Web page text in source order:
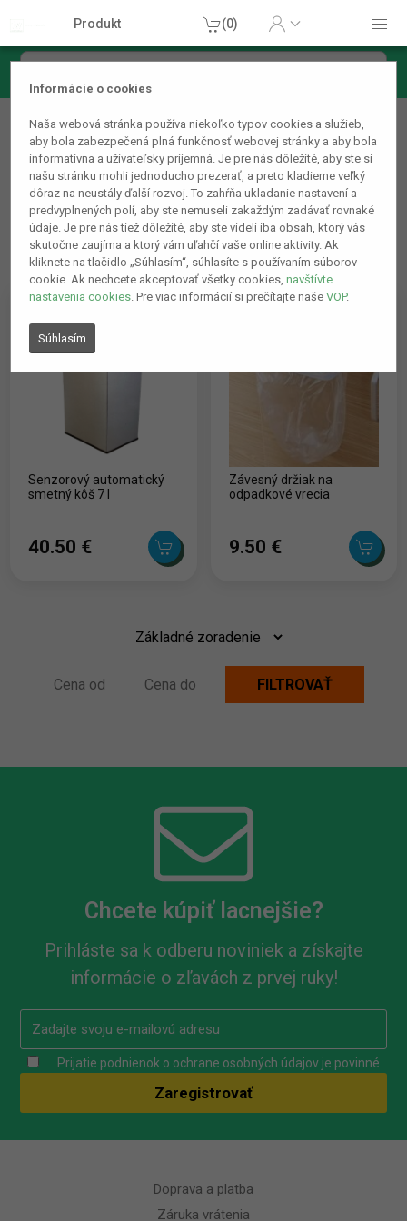
Informácie o cookies
Naša webová stránka používa niekoľko typov cookies a služieb,
aby bola zabezpečená plná funkčnosť webovej stránky a aby bola
informatívna a užívateľsky príjemná. Je pre nás dôležité, aby ste si
našu stránku mohli jednoducho prezerať, a preto kladieme veľký
dôraz na neustály ďalší rozvoj. To zahŕňa ukladanie nastavení a
predvyplnených polí, aby ste nemuseli zakaždým zadávať rovnaké
údaje. Je pre nás tiež dôležité, aby ste videli iba obsah, ktorý vás
skutočne zaujíma a ktorý vám uľahčí vaše online aktivity. Ak
kliknete na tlačidlo „Súhlasím“, súhlasíte s používaním súborov
cookie. Ak nechcete akceptovať všetky cookies,navštívte
nastavenia cookies. Pre viac informácií si prečítajte našeVOP.
Súhlasím
Produkt (0)
Odpadkové koše a popolnice
Senzorový automatický
smetný kôš 7 l
40.50 ‎€
Závesný držiak na
odpadkové vrecia
9.50 ‎€
Chcete kúpiť lacnejšie?
Prihláste sa k odberu noviniek a získajte
informácie o zľavách z prvej ruky!
Prijatie podnienok o ochrane osobných údajov je povinné
Doprava a platba
Záruka vrátenia